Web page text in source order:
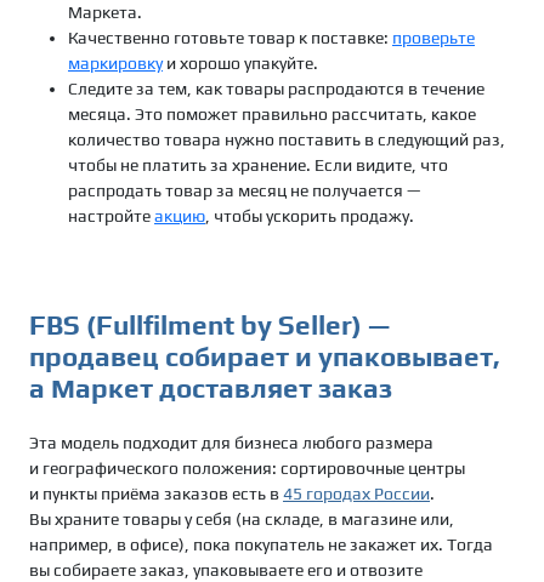
Маркета.
Качественно готовьте товар к поставке: проверьте
маркировкуи хорошо упакуйте.
Следите за тем, как товары распродаются в течение
месяца. Это поможет правильно рассчитать, какое
количество товара нужно поставить в следующий раз,
чтобы не платить за хранение. Если видите, что
распродать товар за месяц не получается —
настройтеакцию , чтобы ускорить продажу.
FBS (Fullfilment by Seller) —
продавец собирает и упаковывает,
а Маркет доставляет заказ
Эта модель подходит для бизнеса любого размера
и географического положения: сортировочные центры
и пункты приёма заказов есть в45 городах России.
Вы храните товары у себя (на складе, в магазине или,
например, в офисе), пока покупатель не закажет их. Тогда
вы собираете заказ, упаковываете его и отвозите